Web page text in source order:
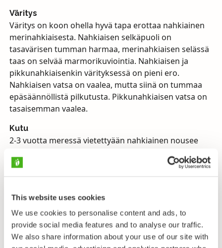
This website uses cookies
We use cookies to personalise content and ads, to
provide social media features and to analyse our traffic.
We also share information about your use of our site with
Väritys
Väritys on koon ohella hyvä tapa erottaa nahkiainen
merinahkiaisesta. Nahkiaisen selkäpuoli on
tasavärisen tumman harmaa, merinahkiaisen selässä
taas on selvää marmorikuviointia. Nahkiaisen ja
pikkunahkiaisenkin värityksessä on pieni ero.
Nahkiaisen vatsa on vaalea, mutta siinä on tummaa
epäsäännöllistä pilkutusta. Pikkunahkiaisen vatsa on
tasaisemman vaalea.
Kutu
2-3 vuotta meressä vietettyään nahkiainen nousee
joessa syömättä enää mitään ja kutee touko–
viettävät joessa tai purossa 3–5 vuotta kaivautuneena
mutaan ja virtaavasta vedestä ravintoa siivilöiden.
Tämän jälkeen nahkiaiset kokevat
muodonmuutoksen suurisilmäiseksi nahkiaiseksi.